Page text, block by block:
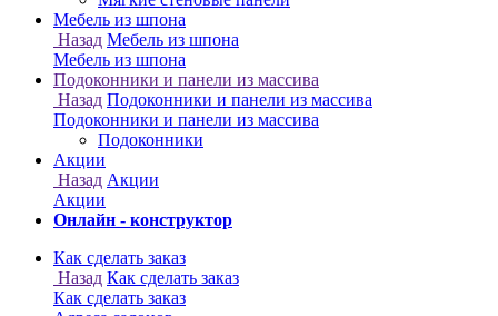
Онлайн - конструктор